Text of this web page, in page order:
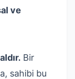
ve
Bir
sahibi bu